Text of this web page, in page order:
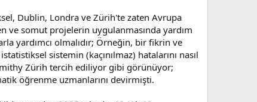
Dublin, Londra ve Zürih'te zaten Avrupa
ve somut projelerin uygulanmasında yardım
yardımcı olmalıdır; Örneğin, bir fikrin ve
sistemin (kaçınılmaz) hatalarını nasıl
Zürih tercih ediliyor gibi görünüyor;
öğrenme uzmanlarını devirmişti.